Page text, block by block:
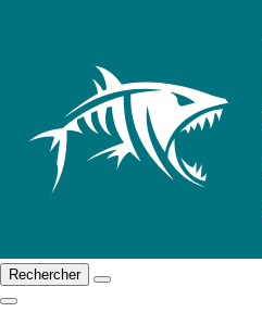
Rechercher